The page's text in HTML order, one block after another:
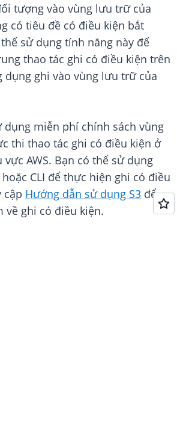
tượng vào vùng lưu trữ của
có tiêu đề có điều kiện bắt
sử dụng tính năng này để
thao tác ghi có điều kiện trên
dụng ghi vào vùng lưu trữ của
dụng miễn phí chính sách vùng
thi thao tác ghi có điều kiện ở
vực AWS. Bạn có thể sử dụng
hoặc CLI để thực hiện ghi có điều
cập Hướng dẫn sử dụng S3 để
về ghi có điều kiện.